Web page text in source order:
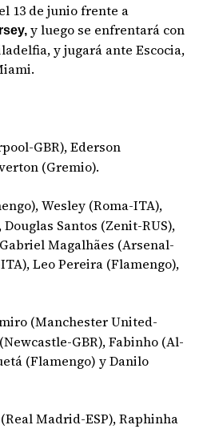
13 de junio frente a
y luego se enfrentará con
y jugará ante Escocia,
GBR), Ederson
(Gremio).
Wesley (Roma-ITA),
Santos (Zenit-RUS),
Magalhães (Arsenal-
Leo Pereira (Flamengo),
(Manchester United-
GBR), Fabinho (Al-
(Flamengo) y Danilo
Madrid-ESP), Raphinha